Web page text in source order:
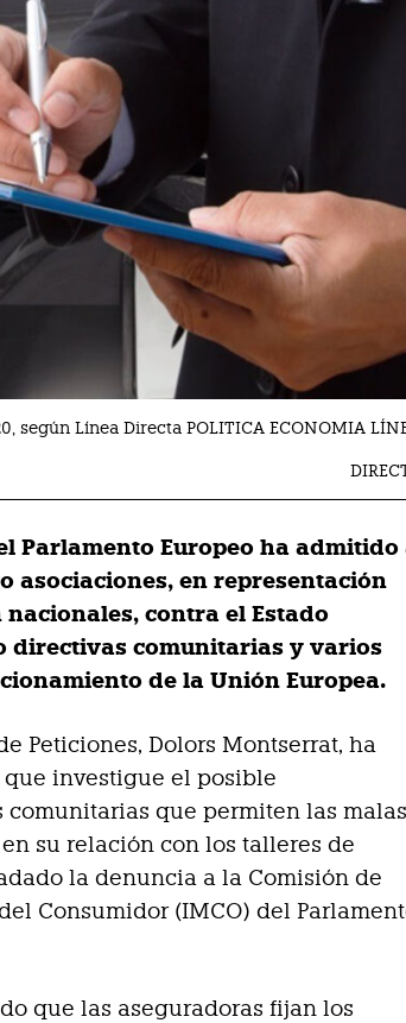
según Línea Directa POLITICA ECONOMIA
Parlamento Europeo ha admitido
asociaciones, en representación
contra el Estado
directivas comunitarias y varios
de la Unión Europea.
Peticiones, Dolors Montserrat, ha
investigue el posible
que permiten las malas
su relación con los talleres de
la denuncia a la Comisión de
Consumidor (IMCO) del
que las aseguradoras fijan los